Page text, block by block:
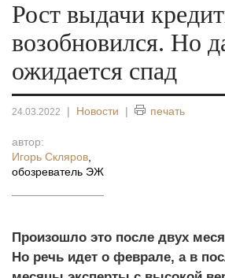
Рост выдачи
возобновился. Но
ожидается спад
24.03.2022 | Новости | печать
автор:
Игорь Скляров
обозреватель ЭЖ
Произошло это после двух
Но речь идет о феврале, а в